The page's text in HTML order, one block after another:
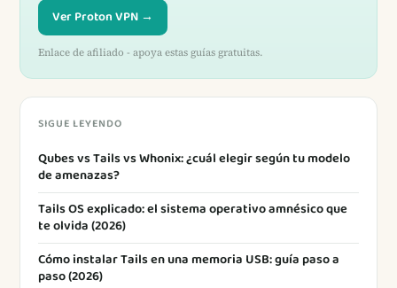
Ver Proton VPN →
Enlace de afiliado - apoya estas guías gratuitas.
SIGUE LEYENDO
Qubes vs Tails vs Whonix: ¿cuál elegir según tu modelo
de amenazas?
Tails OS explicado: el sistema operativo amnésico que
te olvida (2026)
Cómo instalar Tails en una memoria USB: guía paso a
paso (2026)